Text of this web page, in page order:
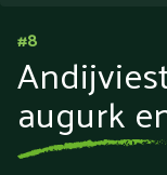
#8
augurk